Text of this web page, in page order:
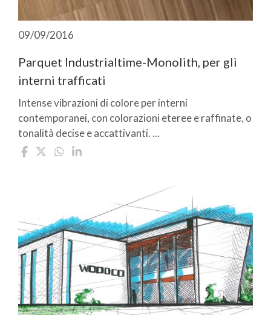
09/09/2016
Parquet Industrialtime-Monolith, per gli
interni trafficati
Intense vibrazioni di colore per interni
contemporanei, con colorazioni eteree e raffinate, o
tonalità decise e accattivanti. ...